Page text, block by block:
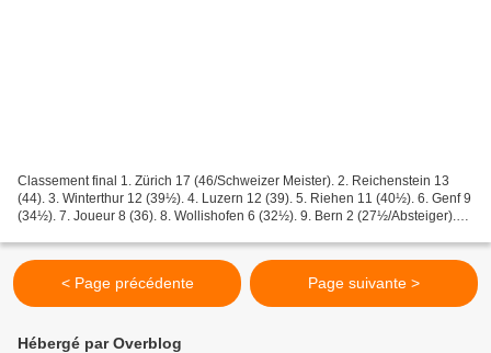
Classement final 1. Zürich 17 (46/Schweizer Meister). 2. Reichenstein 13
(44). 3. Winterthur 12 (39½). 4. Luzern 12 (39). 5. Riehen 11 (40½). 6. Genf 9
(34½). 7. Joueur 8 (36). 8. Wollishofen 6 (32½). 9. Bern 2 (27½/Absteiger).
< Page précédente Page suivante >
Hébergé par Overblog